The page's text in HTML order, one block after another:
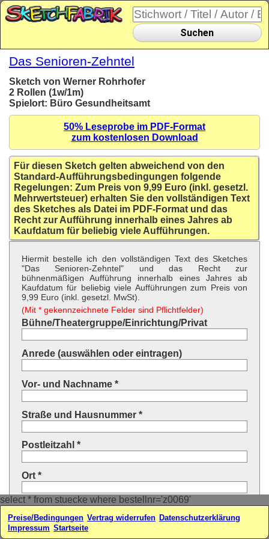
select * from stuecke where bestellnr='z0069'
Suchen
Das Senioren-Zehntel
Sketch von Werner Rohrhofer
2 Rollen (1w/1m)
Spielort: Büro Gesundheitsamt
50% Leseprobe im PDF-Format
zum kostenlosen Download
Für diesen Sketch gelten abweichend von den
Standard-Aufführungsbedingungen folgende
Regelungen: Zum Preis von 9,99 Euro (inkl. gesetzl.
Mehrwertsteuer) erhalten Sie den vollständigen Text
des Sketches als Datei im PDF-Format und das
Recht zur Aufführung innerhalb eines Jahres ab
Kaufdatum für beliebig viele Aufführungen.
Hiermit bestelle ich den vollständigen Text des Sketches
"Das Senioren-Zehntel" und das Recht zur
bühnenmäßigen Aufführung innerhalb eines Jahres ab
Kaufdatum für beliebig viele Aufführungen zum Preis von
9,99 Euro (inkl. gesetzl. MwSt).
(Mit * gekennzeichnete Felder sind Pflichtfelder)
Bühne/Theatergruppe/Einrichtung/Privat
Anrede (auswählen oder eintragen)
Vor- und Nachname *
Straße und Hausnummer *
Postleitzahl *
Ort *
Land * (auswählen oder eintragen)
Ihre E-Mail-Adresse*
Preise/Bedingungen Vertrag widerrufen Datenschutzerklärung
Impressum Startseite